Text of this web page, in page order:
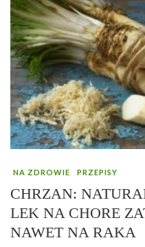
NA ZDROWIE PRZEPISY
CHRZAN:
LEK NA CHORE
NAWET NA RAKA